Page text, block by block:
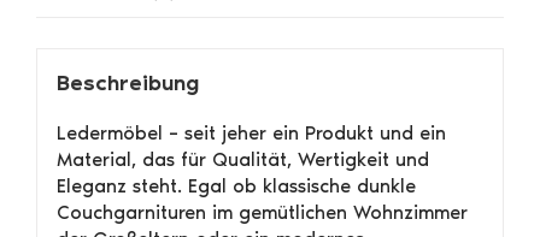
Beschreibung
Ledermöbel – seit jeher ein Produkt und ein
Material, das für Qualität, Wertigkeit und
Eleganz steht. Egal ob klassische dunkle
Couchgarnituren im gemütlichen Wohnzimmer